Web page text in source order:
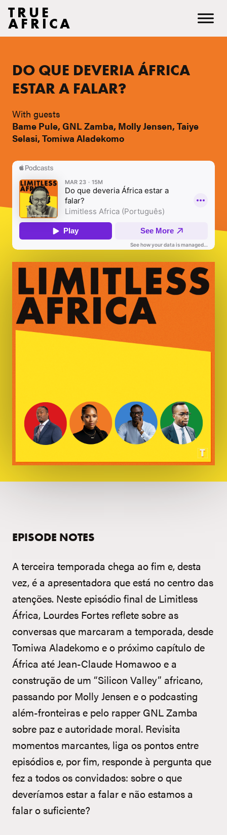
TRUE
AFRICA
DO QUE DEVERIA ÁFRICA
ESTAR A FALAR?
With guests
Bame Pule, GNL Zamba, Molly Jensen, Taiye
Selasi, Tomiwa Aladekomo
EPISODE NOTES
A terceira temporada chega ao fim e, desta
vez, é a apresentadora que está no centro das
atenções. Neste episódio final de Limitless
África, Lourdes Fortes reflete sobre as
conversas que marcaram a temporada, desde
Tomiwa Aladekomo e o próximo capítulo de
África até Jean-Claude Homawoo e a
construção de um “Silicon Valley” africano,
passando por Molly Jensen e o podcasting
além-fronteiras e pelo rapper GNL Zamba
sobre paz e autoridade moral. Revisita
momentos marcantes, liga os pontos entre
episódios e, por fim, responde à pergunta que
fez a todos os convidados: sobre o que
deveríamos estar a falar e não estamos a
falar o suficiente?